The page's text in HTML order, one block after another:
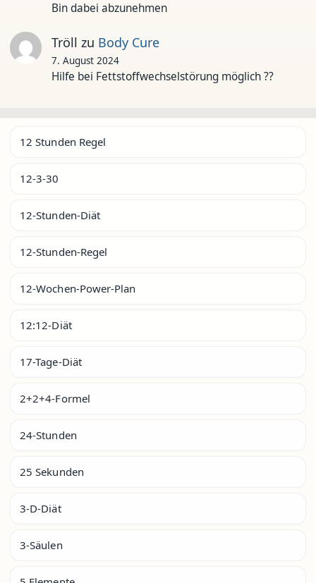
Bin dabei abzunehmen
Tröll zu Body Cure
7. August 2024
Hilfe bei Fettstoffwechselstörung möglich ??
12 Stunden Regel
12-3-30
12-Stunden-Diät
12-Stunden-Regel
12-Wochen-Power-Plan
12:12-Diät
17-Tage-Diät
2+2+4-Formel
24-Stunden
25 Sekunden
3-D-Diät
3-Säulen